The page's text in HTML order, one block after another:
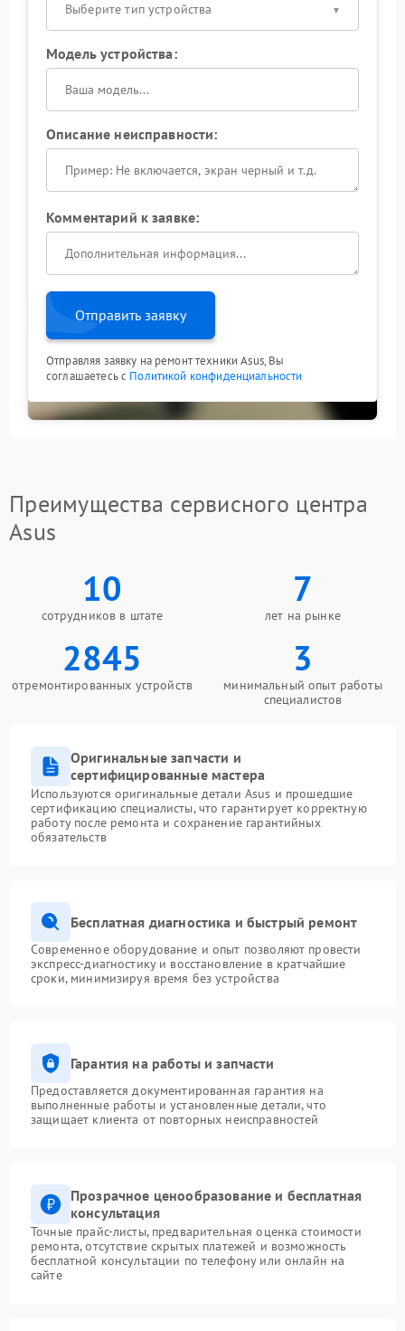
Выберите тип устройства
Модель устройства:
Описание неисправности:
Комментарий к заявке:
Отправить заявку
Отправляя заявку на ремонт техники Asus, Вы
соглашаетесь с Политикой конфиденциальности
Преимущества сервисного центра
Asus
10
сотрудников в штате
7
лет на рынке
2845
отремонтированных устройств
3
минимальный опыт работы
специалистов
Оригинальные запчасти и
сертифицированные мастера
Используются оригинальные детали Asus и прошедшие
сертификацию специалисты, что гарантирует корректную
работу после ремонта и сохранение гарантийных
обязательств
Бесплатная диагностика и быстрый ремонт
Современное оборудование и опыт позволяют провести
экспресс-диагностику и восстановление в кратчайшие
сроки, минимизируя время без устройства
Гарантия на работы и запчасти
Предоставляется документированная гарантия на
выполненные работы и установленные детали, что
защищает клиента от повторных неисправностей
Прозрачное ценообразование и бесплатная
консультация
Точные прайс-листы, предварительная оценка стоимости
ремонта, отсутствие скрытых платежей и возможность
бесплатной консультации по телефону или онлайн на
сайте